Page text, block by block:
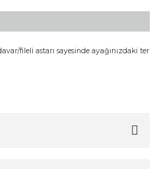
fileli astarı sayesinde ayağınızdaki ter